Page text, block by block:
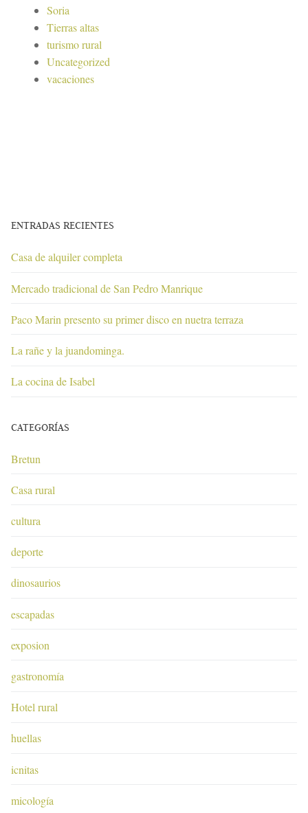
Soria
Tierras altas
turismo rural
Uncategorized
vacaciones
ENTRADAS RECIENTES
Casa de alquiler completa
Mercado tradicional de San Pedro Manrique
Paco Marin presento su primer disco en nuetra terraza
La rañe y la juandominga.
La cocina de Isabel
CATEGORÍAS
Bretun
Casa rural
cultura
deporte
dinosaurios
escapadas
exposion
gastronomía
Hotel rural
huellas
icnitas
micología